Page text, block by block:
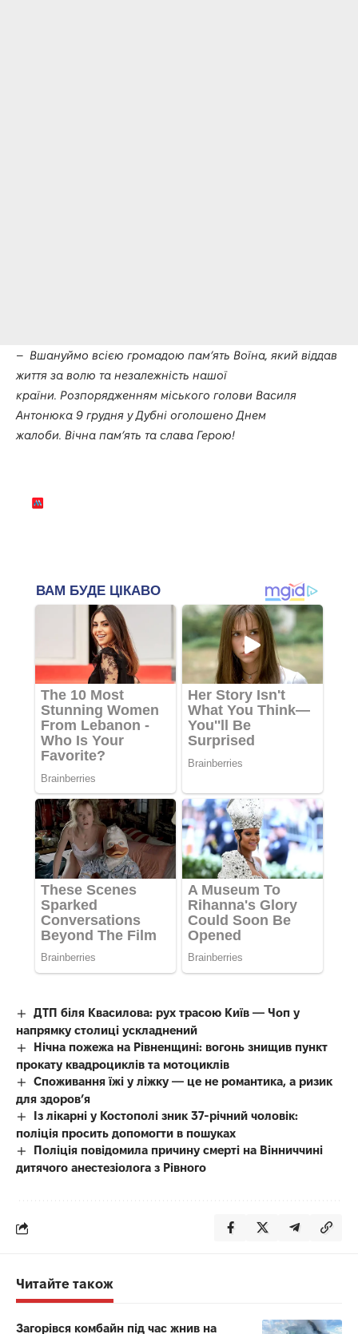
– Вшануймо всією громадою пам’ять Воїна, який віддав
життя за волю та незалежність нашої
країни. Розпорядженням міського голови Василя
Антонюка 9 грудня у Дубні оголошено Днем
жалоби. Вічна пам’ять та слава Герою!
ДТП біля Квасилова: рух трасою Київ — Чоп у
напрямку столиці ускладнений
Нічна пожежа на Рівненщині: вогонь знищив пункт
прокату квадроциклів та мотоциклів
Споживання їжі у ліжку — це не романтика, а ризик
для здоров’я
Із лікарні у Костополі зник 37-річний чоловік:
поліція просить допомогти в пошуках
Поліція повідомила причину смерті на Вінниччині
дитячого анестезіолога з Рівного
Читайте також
Загорівся комбайн під час жнив на